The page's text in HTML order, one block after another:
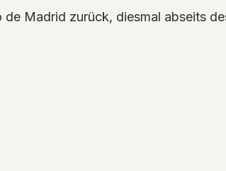
Madrid zurück, diesmal abseits